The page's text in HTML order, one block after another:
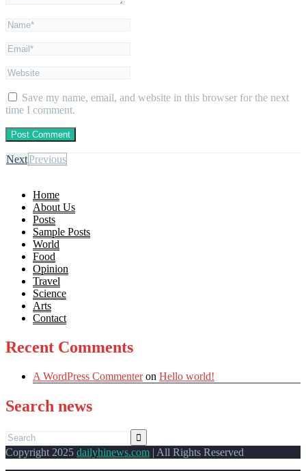
Save my name, email, and website in this browser for the next
time I comment.
NextPrevious
Home
About Us
Posts
Sample Posts
World
Food
Opinion
Travel
Science
Arts
Contact
Recent Comments
A WordPress Commenteron Hello world!
Search news
Copyright 2025 dailyhinews.com | All Rights Reserved